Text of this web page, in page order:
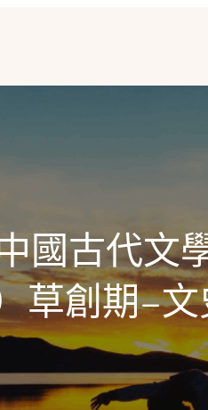
國古代文
草創期–